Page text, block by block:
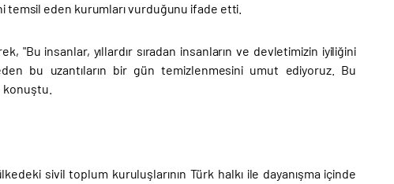
temsil eden kurumları vurduğunu ifade etti.
"Bu insanlar, yıllardır sıradan insanların ve devletimizin iyiliğini
bu uzantıların bir gün temizlenmesini umut ediyoruz. Bu
konuştu.
sivil toplum kuruluşlarının Türk halkı ile dayanışma içinde